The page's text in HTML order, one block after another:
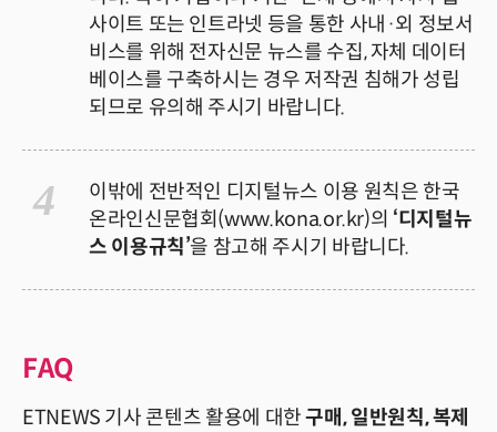
사이트 또는 인트라넷 등을 통한 사내·외 정보서
비스를 위해 전자신문 뉴스를 수집, 자체 데이터
베이스를 구축하시는 경우 저작권 침해가 성립
되므로 유의해 주시기 바랍니다.
4
이밖에 전반적인 디지털뉴스 이용 원칙은 한국
온라인신문협회(www.kona.or.kr)의 ‘디지털뉴
스 이용규칙’을 참고해 주시기 바랍니다.
FAQ
ETNEWS 기사 콘텐츠 활용에 대한구매, 일반원칙, 복제